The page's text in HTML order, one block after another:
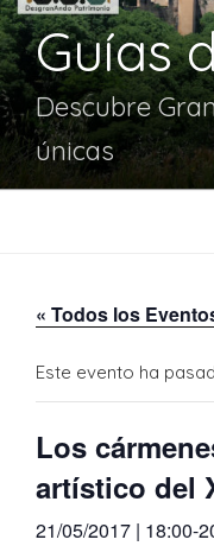
Guías
Descubre
únicas
« Todos los
Este evento ha
Los
artístico del
21/05/2017 | 18:00-